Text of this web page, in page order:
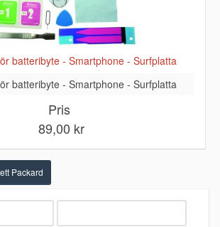
batteribyte - Smartphone - Surfplatta
batteribyte - Smartphone - Surfplatta
Pris
89,00 kr
Packard